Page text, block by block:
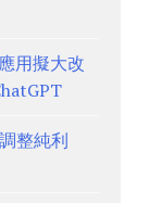
用擬大改
整純利